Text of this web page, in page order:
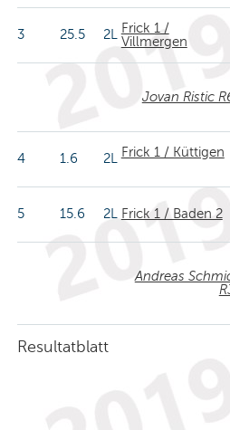
3 25.5 2LFrick 1 /
Villmergen
Jovan Ristic
4 1.6 2LFrick 1 / Küttigen
5 15.6 2L Frick 1 / Baden 2
Andreas
Resultatblatt